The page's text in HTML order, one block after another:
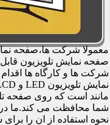
معمولا شرکت ها،صفحه
صفحه نمایش تلویزیون
شرکت ها و کارگاه ها
مانند است که روی صفحه
شما محافظت می کند.ما
نحوه استفاده از ان را